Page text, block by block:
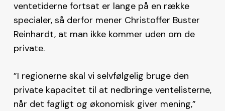
ventetiderne fortsat er lange på en række
specialer, så derfor mener Christoffer Buster
Reinhardt, at man ikke kommer uden om de
private.
”I regionerne skal vi selvfølgelig bruge den
private kapacitet til at nedbringe ventelisterne,
når det fagligt og økonomisk giver mening,”